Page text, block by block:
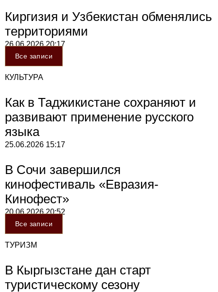
Киргизия и Узбекистан обменялись
территориями
26.06.202620:17
Все записи
КУЛЬТУРА
Как в Таджикистане сохраняют и
развивают применение русского
языка
25.06.2026 15:17
В Сочи завершился
кинофестиваль «Евразия-
Кинофест»
20.06.202620:52
Все записи
ТУРИЗМ
В Кыргызстане дан старт
туристическому сезону